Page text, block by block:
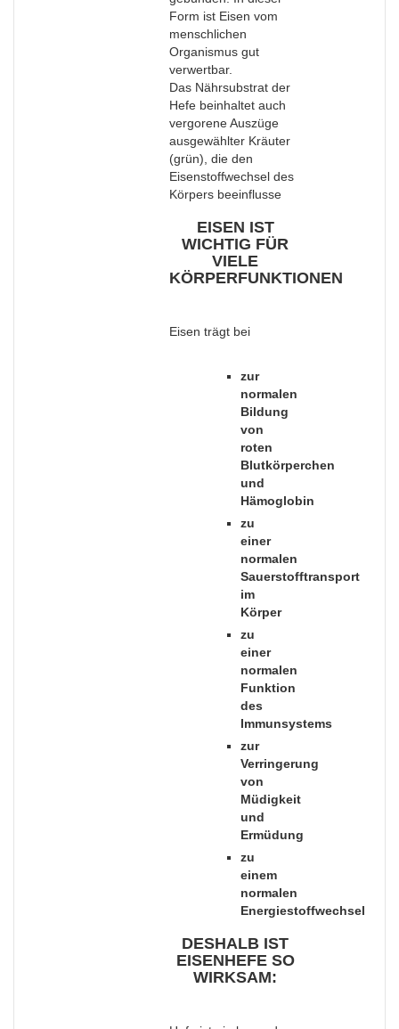
Form ist Eisen vom
menschlichen
Organismus gut
verwertbar.
Das Nährsubstrat der
Hefe beinhaltet auch
vergorene Auszüge
ausgewählter Kräuter
(grün), die den
Eisenstoffwechsel des
Körpers beeinflusse
EISEN IST
WICHTIG FÜR
VIELE
KÖRPERFUNKTIONEN
Eisen trägt bei
zur
normalen
Bildung
von
roten
Blutkörperchen
und
Hämoglobin
zu
einer
normalen
Sauerstofftransport
im
Körper
zu
einer
normalen
Funktion
des
Immunsystems
zur
Verringerung
von
Müdigkeit
und
Ermüdung
zu
einem
normalen
Energiestoffwechsel
DESHALB IST
EISENHEFE SO
WIRKSAM: